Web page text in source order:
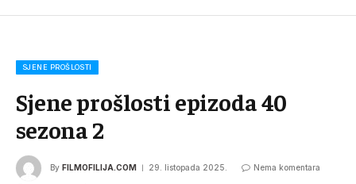
SJENE PROŠLOSTI
Sjene prošlosti epizoda 40
sezona 2
By FILMOFILIJA.COM 29. listopada 2025. Nema komentara